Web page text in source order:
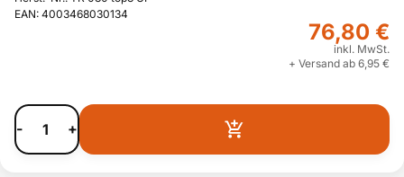
EAN: 4003468030134
76,80 €
inkl. MwSt.
+ Versand ab 6,95 €
- +